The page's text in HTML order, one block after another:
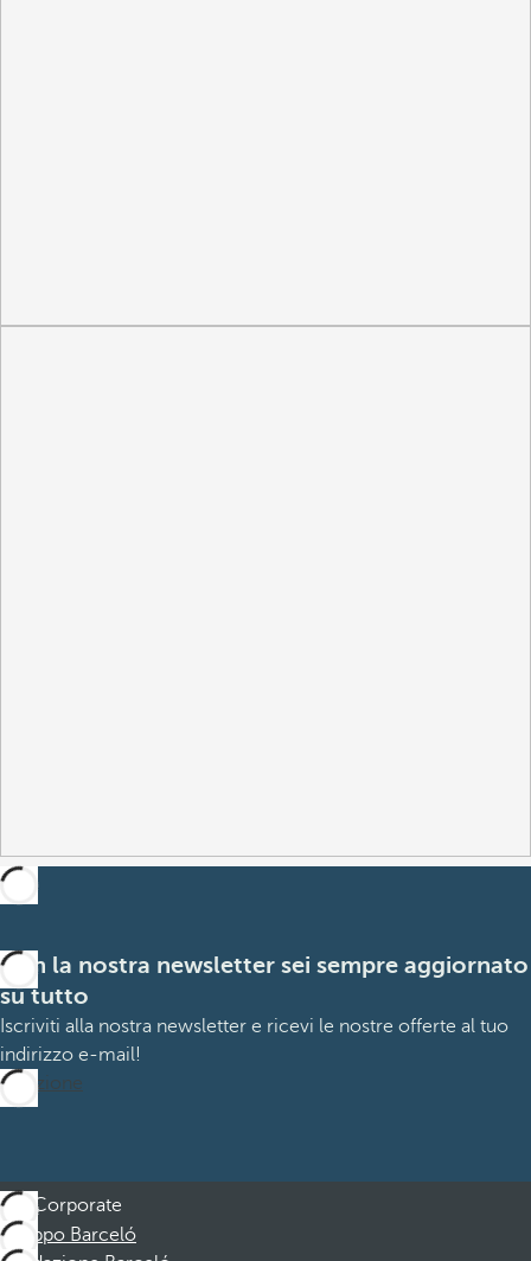
Con la nostra newsletter sei sempre aggiornato
su tutto
Iscriviti alla nostra newsletter e ricevi le nostre offerte al tuo
indirizzo e-mail!
Iscrizione
Corporate
Gruppo Barceló